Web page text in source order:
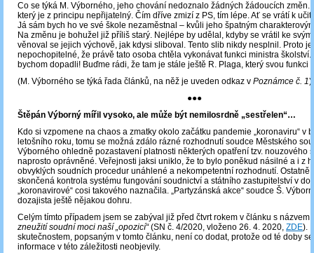
Co se týká M. Výborného, jeho chování nedoznalo žádných žádoucích změn.
který je z principu nepřijatelný. Čím dříve zmizí z PS, tím lépe. Ať se vrátí k
Já sám bych ho ve své škole nezaměstnal – kvůli jeho špatným
Na změnu je bohužel již příliš starý. Nejlépe by udělal, kdyby se vrátil ke
věnoval se jejich výchově, jak kdysi sliboval. Tento slib nikdy nesplnil. Proto
nepochopitelné, že právě tato osoba chtěla vykonávat funkci ministra školství.
bychom dopadli! Buďme rádi, že tam je stále ještě R. Plaga, který svou funkci
(M. Výborného se týká řada článků, na něž je uveden odkaz v Poznámce č. 1).
●●●
Štěpán Výborný mířil vysoko, ale může být nemilosrdně „sestřelen“…
Kdo si vzpomene na chaos a zmatky okolo začátku pandemie „koronaviru“ v
letošního roku, tomu se možná zdálo rázné rozhodnutí soudce Městského
Výborného ohledně pozastavení platnosti některých opatření tzv. nouzového
naprosto oprávněné. Veřejnosti jaksi uniklo, že to bylo poněkud násilné a i z
obvyklých soudních procedur unáhlené a nekompetentní rozhodnutí. Ostatně
skončená kontrola systému fungování soudnictví a státního zastupitelství v
„koronavirové“ cosi takového naznačila. „Partyzánská akce“ soudce Š.
dozajista ještě nějakou dohru.
Celým tímto případem jsem se zabýval již před čtvrt rokem v článku s názvem
zneužití soudní moci naší „opozicí“(SN č. 4/2020, vloženo 26. 4. 2020, ZDE).
skutečnostem, popsaným v tomto článku, není co dodat, protože od té doby
informace v této záležitosti neobjevily.